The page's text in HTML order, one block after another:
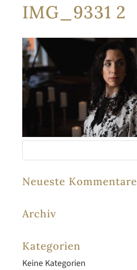
IMG_9331 2
Neueste Kommentare
Archiv
Kategorien
Keine Kategorien